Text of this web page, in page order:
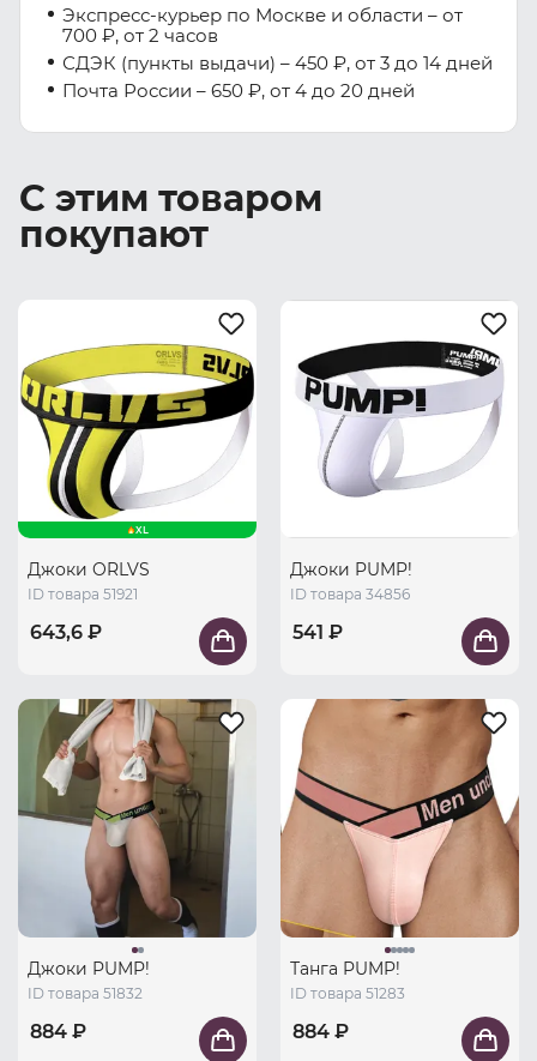
Экспресс-курьер по Москве и области – от
700 ₽, от 2 часов
СДЭК (пункты выдачи) – 450 ₽, от 3 до 14 дней
Почта России – 650 ₽, от 4 до 20 дней
С этим товаром
покупают
XL
Джоки ORLVS
ID товара 51921
643,6 ₽
Джоки PUMP!
ID товара 34856
541 ₽
Джоки PUMP!
ID товара 51832
884 ₽
Танга PUMP!
ID товара 51283
884 ₽